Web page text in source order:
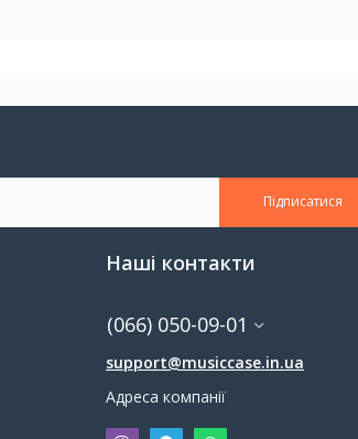
Підписатися
Наші контакти
(066) 050-09-01
support@musiccase.in.ua
Адреса компанії